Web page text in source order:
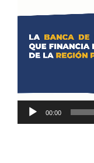
de
00:00